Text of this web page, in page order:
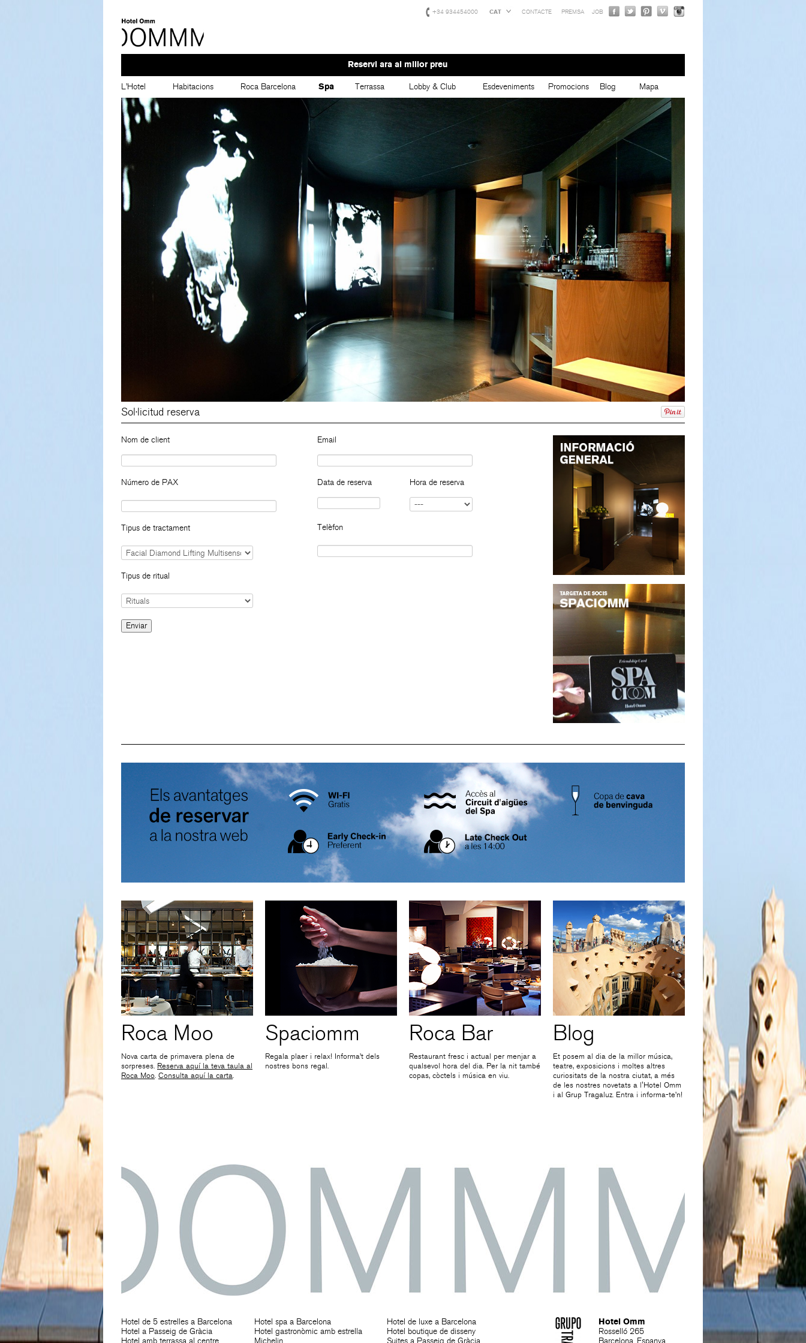
+34 934454000 CAT CONTACTE PREMSA JOB
Reservi ara al millor preu
L’Hotel Habitacions Roca Barcelona Spa Terrassa Lobby & Club Esdeveniments Promocions Blog Mapa
Sol·licitud reserva
Nom de client
Número de PAX
Tipus de tractament
Tipus de ritual
Email
Data de reserva Hora de reserva
Telèfon
Roca Moo
Nova carta de primavera plena de
sorpreses. Reserva aquí la teva taula al
Roca Moo. Consulta aquí la carta.
Spaciomm
Regala plaer i relax! Informa’t dels
nostres bons regal.
Roca Bar
Restaurant fresc i actual per menjar a
qualsevol hora del dia. Per la nit també
copas, còctels i música en viu.
Blog
Et posem al dia de la millor música,
teatre, exposicions i moltes altres
curiositats de la nostra ciutat, a més
de les nostres novetats a l'Hotel Omm
i al Grup Tragaluz. Entra i informa-te’n!
Hotel de 5 estrelles a Barcelona
Hotel a Passeig de Gràcia
Hotel amb terrassa al centre
Hotel spa a Barcelona
Hotel gastronòmic amb estrella
Michelin
Hotel de luxe a Barcelona
Hotel boutique de disseny
Suites a Passeig de Gràcia
Hotel Omm
Rosselló 265
Barcelona. Espanya